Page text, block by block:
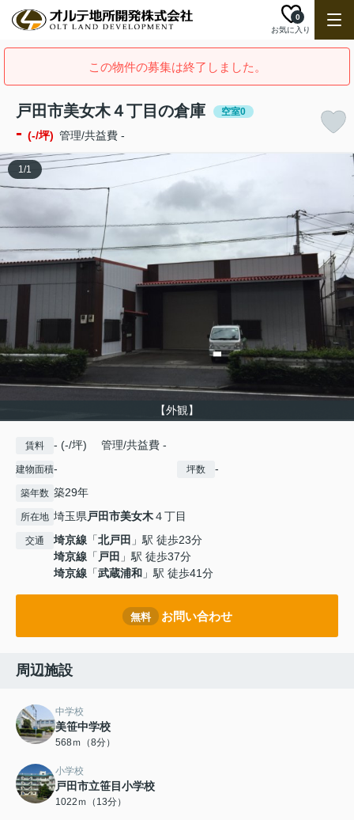
お気に入り
0
この物件の募集は終了しました。
戸田市美女木４丁目の倉庫 空室0
- (-/坪) 管理/共益費 -
【外観】
1/1
賃料 - (-/坪) 管理/共益費 -
建物面積- 坪数 -
築年数 築29年
所在地 埼玉県戸田市美女木４丁目
交通 埼京線 「北戸田 」駅 徒歩23分
埼京線 「 戸田 」駅 徒歩37分
埼京線 「武蔵浦和 」駅 徒歩41分
無料 お問い合わせ
周辺施設
中学校
美笹中学校
568ｍ（8分）
小学校
戸田市立笹目小学校
1022ｍ（13分）